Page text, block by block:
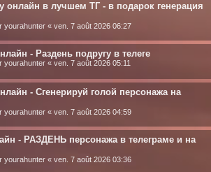
онлайн в лучшем ТГ - в подарок генерация
yourahunter « ven. 7 août 2026 06:27
- Раздень подругу в телеге
yourahunter « ven. 7 août 2026 05:11
- Сгенерируй голой персонажа на
yourahunter « ven. 7 août 2026 04:59
- РАЗДЕНЬ персонажа в телеграме и на
yourahunter « ven. 7 août 2026 03:36